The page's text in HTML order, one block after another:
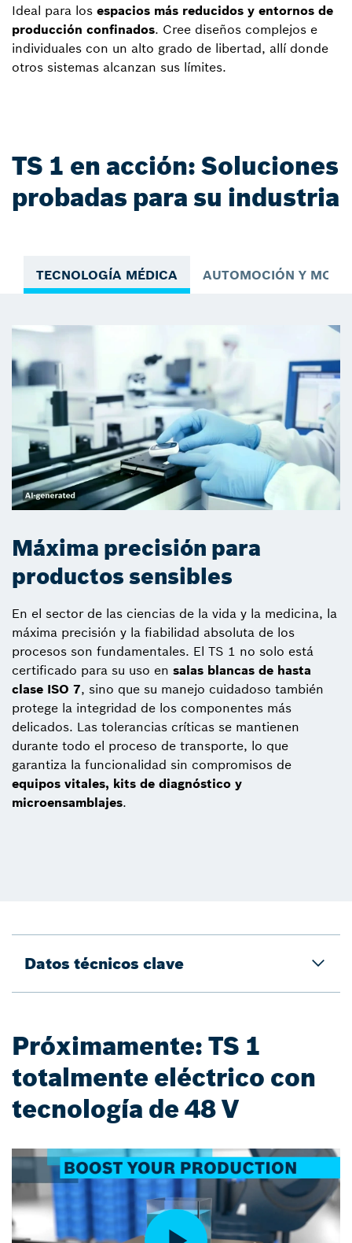
Ideal para los espacios más reducidos y entornos de
producción confinados. Cree diseños complejos e
individuales con un alto grado de libertad, allí donde
otros sistemas alcanzan sus límites.
TS 1 en acción: Soluciones
probadas para su industria
TECNOLOGÍA MÉDICA AUTOMOCIÓN Y
Máxima precisión para
productos sensibles
En el sector de las ciencias de la vida y la medicina, la
máxima precisión y la fiabilidad absoluta de los
procesos son fundamentales. El TS 1 no solo está
certificado para su uso en salas blancas de hasta
clase ISO 7, sino que su manejo cuidadoso también
protege la integridad de los componentes más
delicados. Las tolerancias críticas se mantienen
durante todo el proceso de transporte, lo que
garantiza la funcionalidad sin compromisos de
equipos vitales, kits de diagnóstico y
microensamblajes.
Datos técnicos clave
Próximamente: TS 1
totalmente eléctrico con
tecnología de 48 V